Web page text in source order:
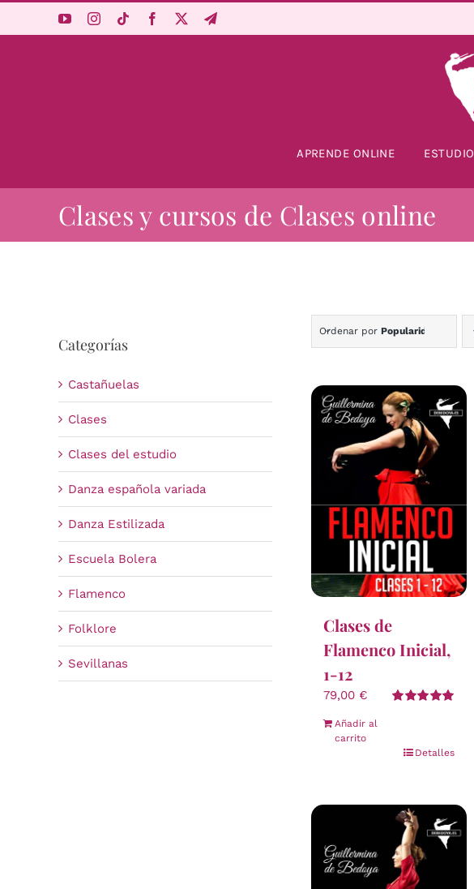
APRENDE ONLINE ESTUDIO
Clases y cursos de Clases online
Categorías
Castañuelas
Clases
Clases del estudio
Danza española variada
Danza Estilizada
Escuela Bolera
Flamenco
Folklore
Sevillanas
Ordenar por Popularidad
Clases de
Flamenco Inicial,
1-12
79,00 €
Añadir al
carrito
Detalles